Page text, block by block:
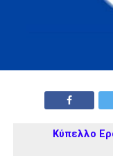
Κύπελλο